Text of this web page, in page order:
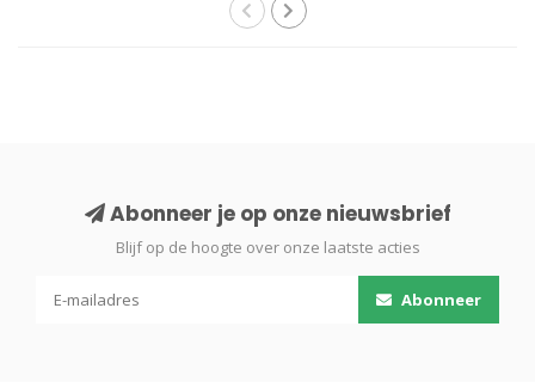
Abonneer je op onze nieuwsbrief
Blijf op de hoogte over onze laatste acties
Abonneer